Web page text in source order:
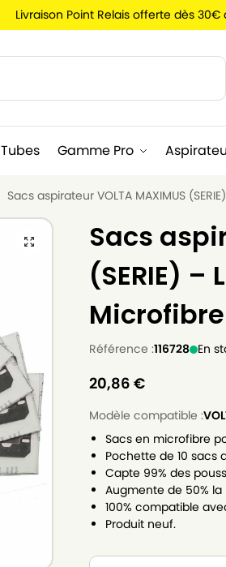
Livraison Point Relais offerte dès 30€
Tubes Gamme Pro
Sacs aspirateur VOLTA MAXIMUS
Sacs
(SERIE) –
Microfibre
Référence :116728 En
20,86 €
Modèle compatible :
Sacs en microfibre
Pochette de 10 sacs
Capte 99% des
Augmente de 50% la
100% compatible
Produit neuf.